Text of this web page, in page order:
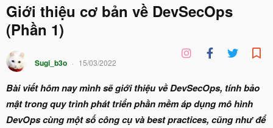
Giới thiệu cơ bản về DevSecOps
(Phần 1)
Sugi_b3o 15/03/2022
Bài viết hôm nay mình sẽ giới thiệu về DevSecOps, tính bảo
mật trong quy trình phát triển phần mềm áp dụng mô hình
DevOps cùng một số công cụ và best practices, cũng như để